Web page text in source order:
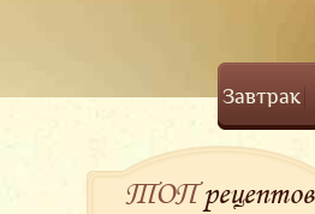
Завтрак
ТОПрецептов